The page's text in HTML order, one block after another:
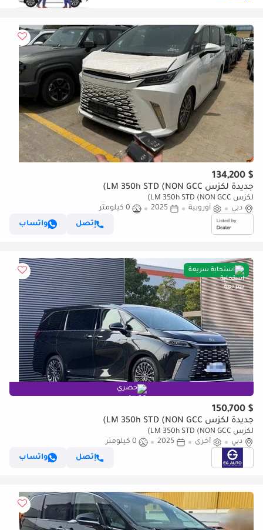
$ 134,200
جديدة لكزس LM 350h STD (NON GCC)
لكزس LM 350h STD (NON GCC)
دبي
أوروبية 2025
0 كيلومتر
إتصل
واتساب
استجابة سريعة
حصري
$ 150,700
جديدة لكزس LM 350h STD (NON GCC)
لكزس LM 350h STD (NON GCC)
دبي
أخرى 2025
0 كيلومتر
إتصل
واتساب